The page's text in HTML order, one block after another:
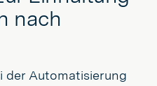
nach
der Automatisierung